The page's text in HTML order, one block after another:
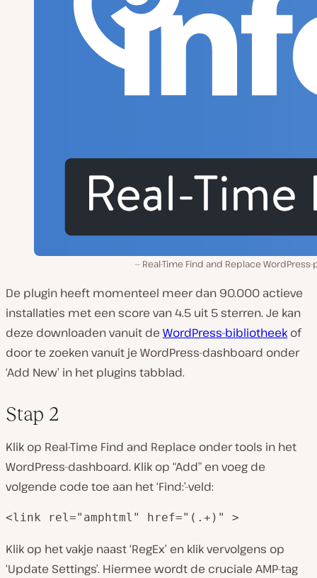
Real-Time Find and Replace
De plugin heeft momenteel meer dan 90.000 actieve
installaties met een score van 4.5 uit 5 sterren. Je kan
deze downloaden vanuit de WordPress-bibliotheek of
door te zoeken vanuit je WordPress-dashboard onder
‘Add New’ in het plugins tabblad.
Stap 2
Klik op Real-Time Find and Replace onder tools in het
WordPress-dashboard. Klik op “Add” en voeg de
volgende code toe aan het ‘Find:’-veld:
<link rel="amphtml" href="(.+)" >
Klik op het vakje naast ‘RegEx’ en klik vervolgens op
‘Update Settings’. Hiermee wordt de cruciale AMP-tag